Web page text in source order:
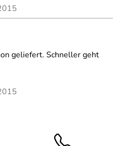
geliefert. Schneller geht